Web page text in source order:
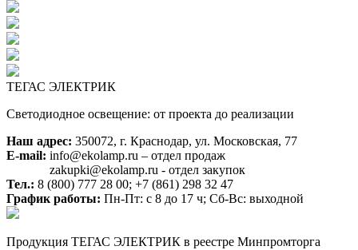
ТЕГАС ЭЛЕКТРИК
Светодиодное освещение: от проекта до реализации
Наш адрес: 350072, г. Краснодар, ул. Московская, 77
E-mail: info@ekolamp.ru – отдел продаж
zakupki@ekolamp.ru - отдел закупок
Тел.: 8 (800) 777 28 00; +7 (861) 298 32 47
График работы: Пн-Пт: с 8 до 17 ч; Сб-Вс: выходной
Продукция ТЕГАС ЭЛЕКТРИК в реестре Минпромторга